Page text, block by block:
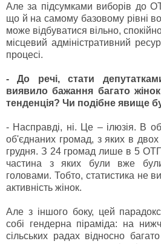
Але за підсумками виборів до
що й на самому базовому рівні
може відбуватися вільно,
місцевий адміністративний
процесі.
- До речі, стати
виявило бажання багато
тенденція? Чи подібне явище
- Насправді, ні. Це – ілюзія. В
об'єднаних громад, з яких в двох
грудня. З 24 громад лише в 5
частина з яких були вже
головами. Тобто, статистика не
активність жінок.
Але з іншого боку, цей
собі гендерна піраміда: на
сільських радах відносно